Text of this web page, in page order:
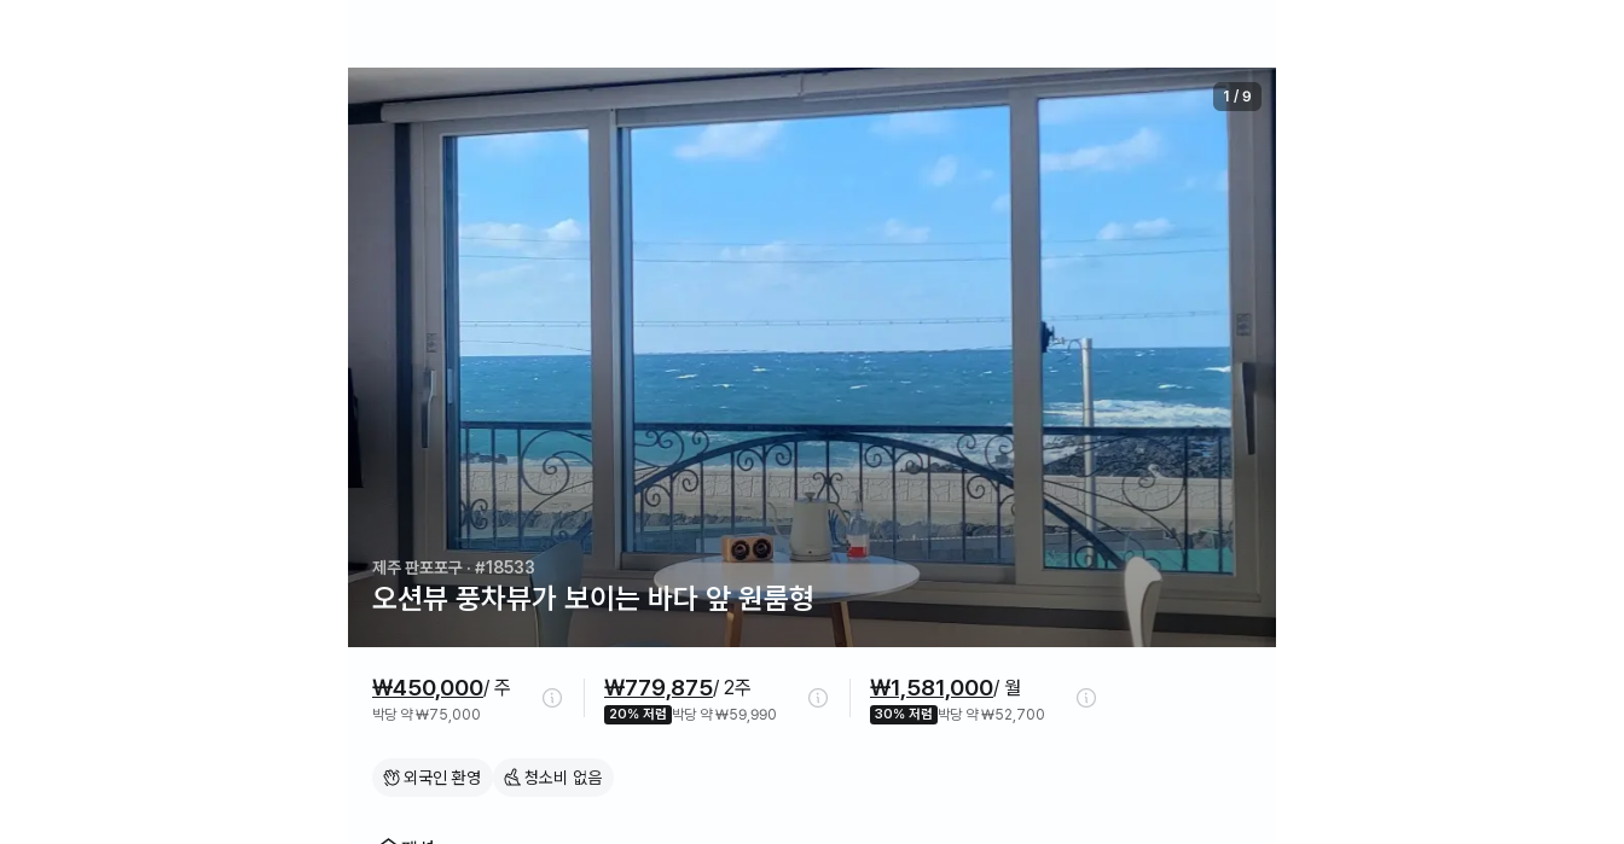
제주 판포포구 · #18533
오션뷰 풍차뷰가 보이는 바다 앞 원룸형
1 / 9
₩450,000/ 주
박당 약 ₩75,000
₩779,875/ 2주
20% 저렴 박당 약 ₩59,990
₩1,581,000/ 월
30% 저렴 박당 약 ₩52,700
외국인 환영 청소비 없음